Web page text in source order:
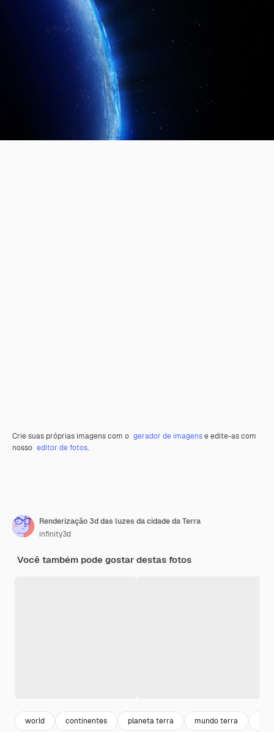
Crie suas próprias imagens com o gerador de imagense edite-as com
nosso editor de fotos.
Renderização 3d das luzes da cidade da Terra
infinity3d
Você também pode gostar destas fotos
world continentes planeta terra mundo terra